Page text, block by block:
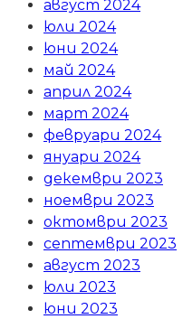
август 2024
юли 2024
юни 2024
май 2024
април 2024
март 2024
февруари 2024
януари 2024
декември 2023
ноември 2023
октомври 2023
септември 2023
август 2023
юли 2023
юни 2023